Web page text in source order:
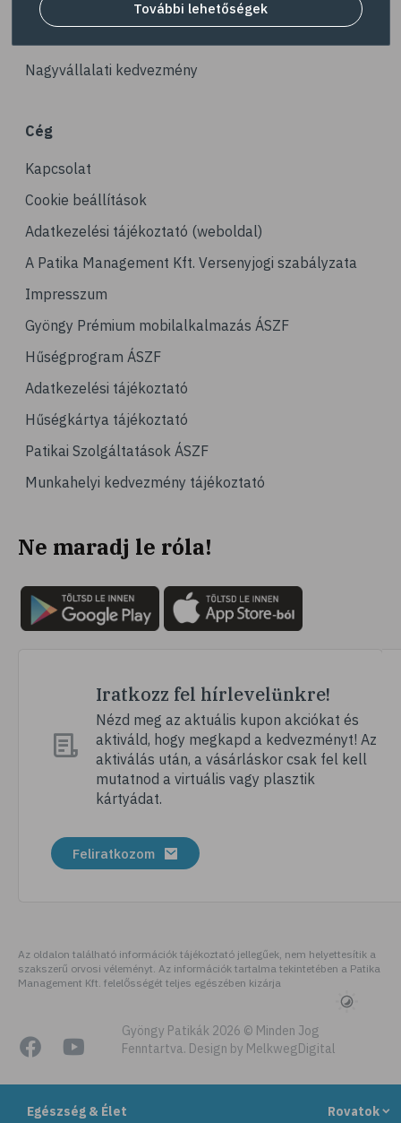
Egészség & Élet Rovatok
# csontok
# porckopás
# csonttörés
# mozgásszervi problémák
# köszvény
# ínhüvelygyulladás
# tél
# vérnyomásmérés
# kardiológia
# kardiovaszkuláris betegségek
# szív- és érrendszer
# vérnyomás
# mozgás
# pszichológia
# hátfájás
# vérnyomáscsökkentés
# megfázás
# influenza
# fertőző betegségek
# köhögés
# immunerősítés
# kézmosás
# szépségápolás
# bőrápolás
# izlandi zuzmó
Gyöngy Patika Magazin
Nagyvállalati kedvezmény
Cég
Kapcsolat
Cookie beállítások
Adatkezelési tájékoztató (weboldal)
A Patika Management Kft. Versenyjogi szabályzata
Impresszum
Gyöngy Prémium mobilalkalmazás ÁSZF
Hűségprogram ÁSZF
Adatkezelési tájékoztató
Hűségkártya tájékoztató
Patikai Szolgáltatások ÁSZF
Munkahelyi kedvezmény tájékoztató
Ne maradj le róla!
Iratkozz fel hírlevelünkre!
Nézd meg az aktuális kupon akciókat és
aktiváld, hogy megkapd a kedvezményt! Az
aktiválás után, a vásárláskor csak fel kell
mutatnod a virtuális vagy plasztik
kártyádat.
Feliratkozom
Az oldalon található információk tájékoztató jellegűek, nem helyettesítik a
szakszerű orvosi véleményt. Az információk tartalma tekintetében a Patika
Management Kft. felelősségét teljes egészében kizárja
Gyöngy Patikák 2026 © Minden Jog
Fenntartva. Design by MelkwegDigital
További lehetőségek